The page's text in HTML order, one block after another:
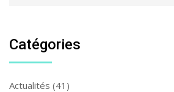
Catégories
Actualités (41)